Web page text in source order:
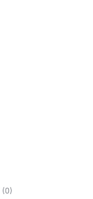
(0)